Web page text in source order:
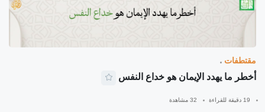
مقتطفات
أخطر ما يهدد الإيمان هو خداع النفس
19 دقيقة للقراءة 32 مشاهدة